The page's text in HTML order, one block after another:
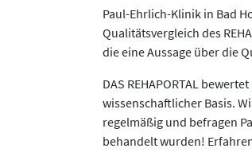
Paul-Ehrlich-Klinik in Bad
Qualitätsvergleich des
die eine Aussage über die
DAS REHAPORTAL
wissenschaftlicher Basis.
regelmäßig und befragen
behandelt wurden!